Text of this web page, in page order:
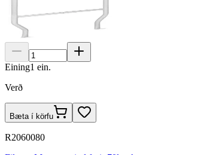
Eining1 ein.
Verð
Bæta í körfu
R2060080